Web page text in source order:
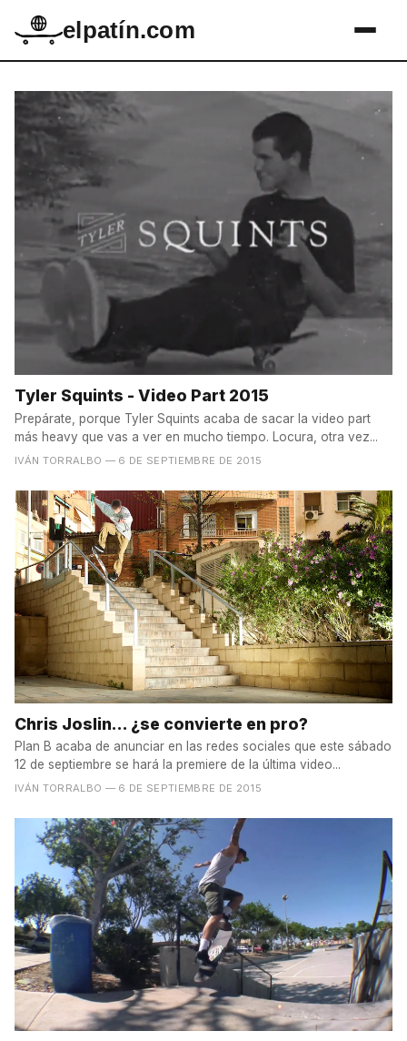
elpatín.com
Tyler Squints - Video Part 2015
Prepárate, porque Tyler Squints acaba de sacar la video part
más heavy que vas a ver en mucho tiempo. Locura, otra vez...
IVÁN TORRALBO — 6 DE SEPTIEMBRE DE 2015
Chris Joslin... ¿se convierte en pro?
Plan B acaba de anunciar en las redes sociales que este sábado
12 de septiembre se hará la premiere de la última video...
IVÁN TORRALBO — 6 DE SEPTIEMBRE DE 2015